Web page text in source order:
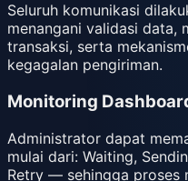
Seluruh komunikasi
menangani validasi data,
transaksi, serta
kegagalan pengiriman.
Monitoring
Administrator dapat
mulai dari: Waiting,
Retry — sehingga proses